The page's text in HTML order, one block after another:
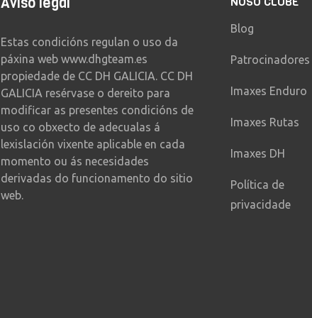
Estas condicións regulan o uso da
páxina web www.dhgteam.es
propiedade de CC DH GALICIA. CC DH
GALICIA resérvase o dereito para
modificar as presentes condicións de
uso co obxecto de adecualas á
lexislación vixente aplicable en cada
momento ou ás necesidades
derivadas do funcionamento do sitio
web.
Blog
Patrocinadores
Imaxes Enduro
Imaxes Rutas
Imaxes DH
Política de
privacidade